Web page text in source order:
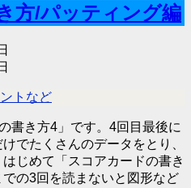
方/パッティング編
トなど
書き方4」です。4回目最後に
でたくさんのデータをとり、
じめて「スコアカードの書き
の3回を読まないと図形など